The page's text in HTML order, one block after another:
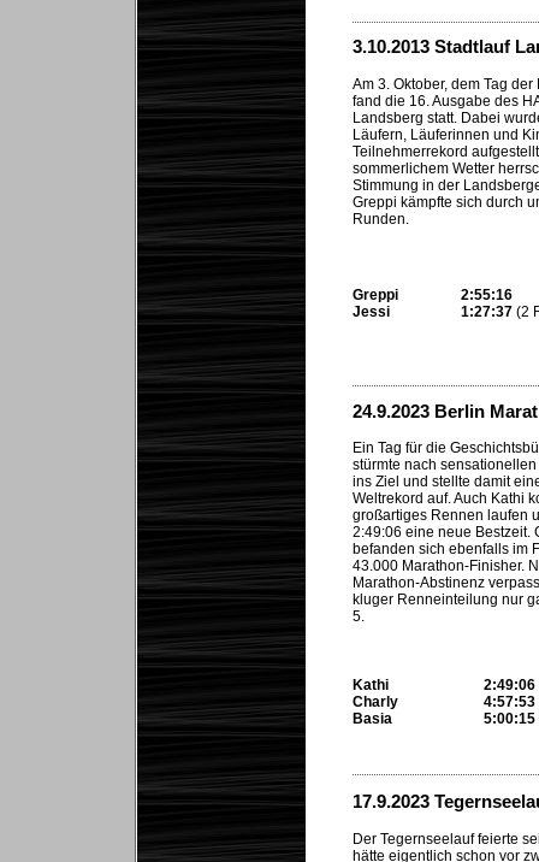
3.10.2013 Stadtlauf
Am 3. Oktober, dem Tag
fand die 16. Ausgabe des
Landsberg statt. Dabei
Läufern, Läuferinnen und
Teilnehmerrekord
sommerlichem Wetter
Stimmung in der
Greppi kämpfte sich durch
Runden.
Greppi
Jessi
2:55:16
1:27:37 (2
24.9.2023 Berlin
Ein Tag für die
stürmte nach
ins Ziel und stellte damit
Weltrekord auf. Auch Kathi
großartiges Rennen laufen
2:49:06 eine neue Bestzeit.
befanden sich ebenfalls im
43.000 Marathon-Finisher.
Marathon-Abstinenz
kluger Renneinteilung nur
5.
Kathi
Charly
Basia
2:49:06
4:57:53
5:00:15
17.9.2023
Der Tegernseelauf feierte
hätte eigentlich schon vor